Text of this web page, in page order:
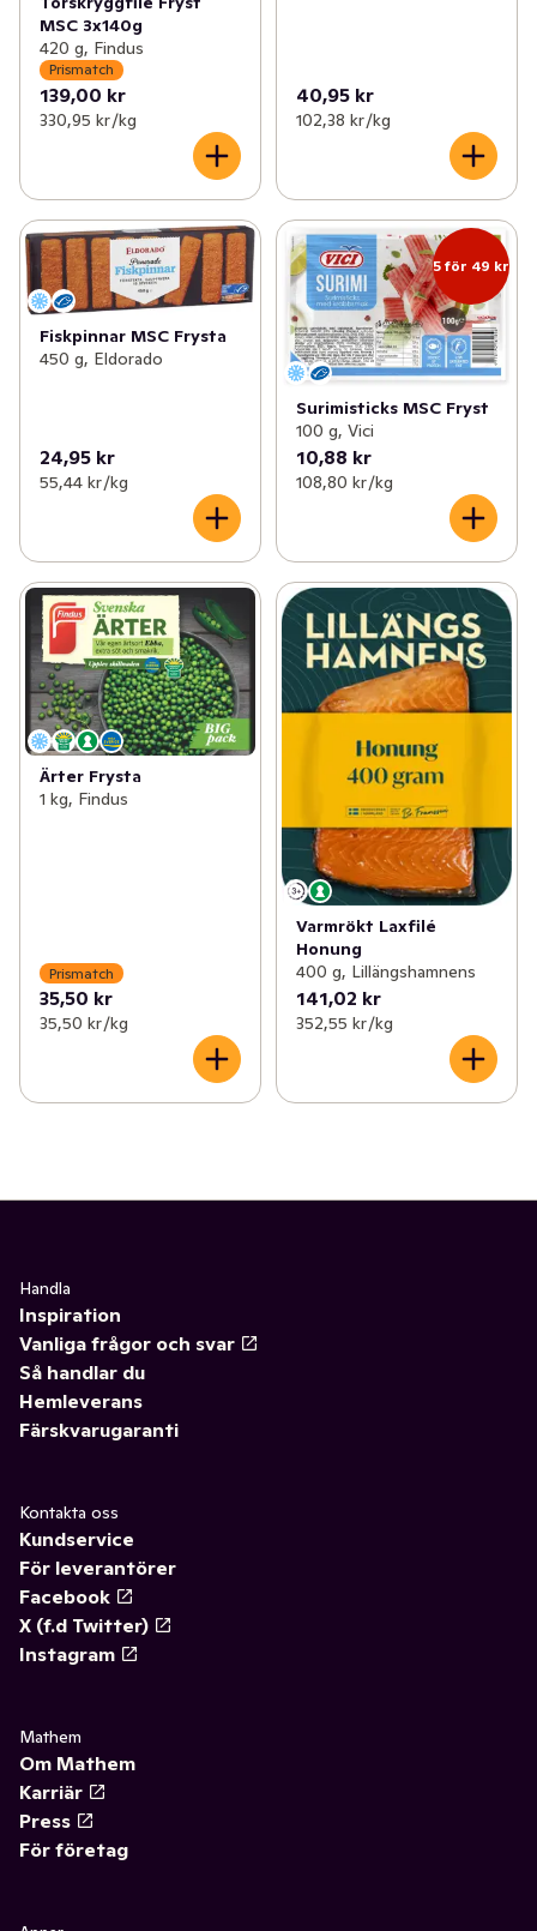
MSC 3x140g
420 g, Findus
Prismatch
139,00 kr
330,95 kr /kg
40,95 kr
102,38 kr /kg
Fiskpinnar MSC Frysta
450 g, Eldorado
24,95 kr
55,44 kr /kg
5 för 49 kr
Surimisticks MSC Fryst
100 g, Vici
10,88 kr
108,80 kr /kg
Ärter Frysta
1 kg, Findus
Prismatch
35,50 kr
35,50 kr /kg
Varmrökt Laxfilé
Honung
400 g, Lillängshamnens
141,02 kr
352,55 kr /kg
Handla
Inspiration
Vanliga frågor och svar
Så handlar du
Hemleverans
Färskvarugaranti
Kontakta oss
Kundservice
För leverantörer
Facebook
X (f.d Twitter)
Instagram
Mathem
Om Mathem
Karriär
Press
För företag